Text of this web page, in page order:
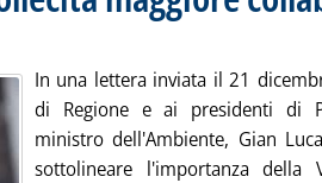
lunedì 04 gennaio 2016 alle 10.34.
In una lettera inviata il 21
di Regione e ai presidenti di
ministro dell'Ambiente, Gian
sottolineare l'importanza della